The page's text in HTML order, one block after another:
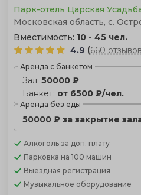
Парк-отель Царская
Московская область, с.
Вместимость: 10 - 45 чел.
4.9 (660 отзывов
Аренда с банкетом
Зал: 50000 ₽
Банкет: от 6500 ₽/чел.
Аренда без еды
50000 ₽ за закрытие
Алкоголь за доп. плату
Парковка на 100 машин
Выездная регистрация
Музыкальное оборудование